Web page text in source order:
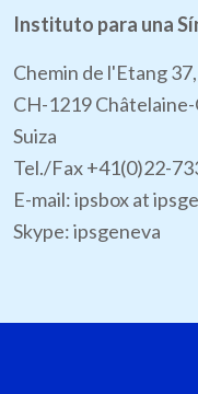
Instituto para una
Chemin de l'Etang 37,
CH-1219 Châtelaine-
Suiza
Tel./Fax +41(0)22-
E-mail: ipsbox at
Skype: ipsgeneva